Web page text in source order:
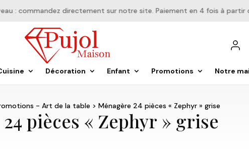
: commandez directement sur notre site. Paiement en 4 fois à partir
Décoration Enfant Promotions Notre
- Art de la table> Ménagère 24 pièces « Zephyr » grise
pièces « Zephyr » grise